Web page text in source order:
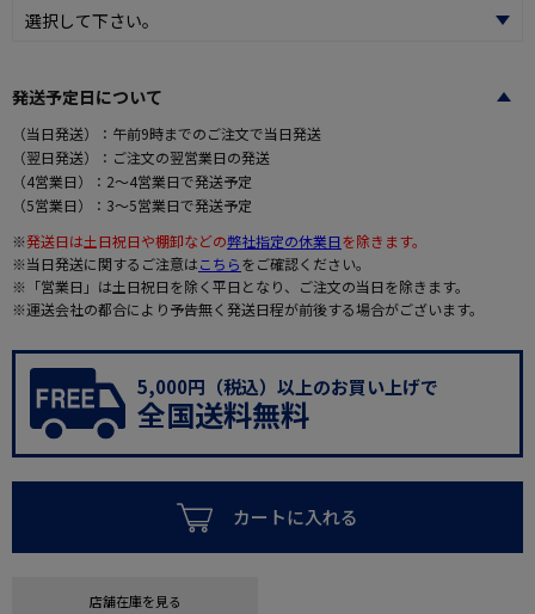
発送予定日について
（当日発送）：午前9時までのご注文で当日発送
（翌日発送）：ご注文の翌営業日の発送
（4営業日）：2～4営業日で発送予定
（5営業日）：3～5営業日で発送予定
※発送日は土日祝日や棚卸などの弊社指定の休業日を除きます。
※当日発送に関するご注意はこちらをご確認ください。
※「営業日」は土日祝日を除く平日となり、ご注文の当日を除きます。
※運送会社の都合により予告無く発送日程が前後する場合がございます。
5,000円（税込）以上のお買い上げで
全国送料無料
カートに入れる
店舗在庫を見る